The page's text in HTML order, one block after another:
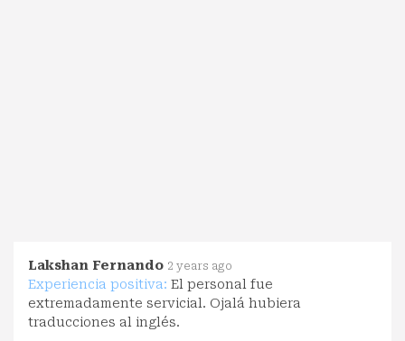
Lakshan Fernando 2 years ago
Experiencia positiva: El personal fue
extremadamente servicial. Ojalá hubiera
traducciones al inglés.